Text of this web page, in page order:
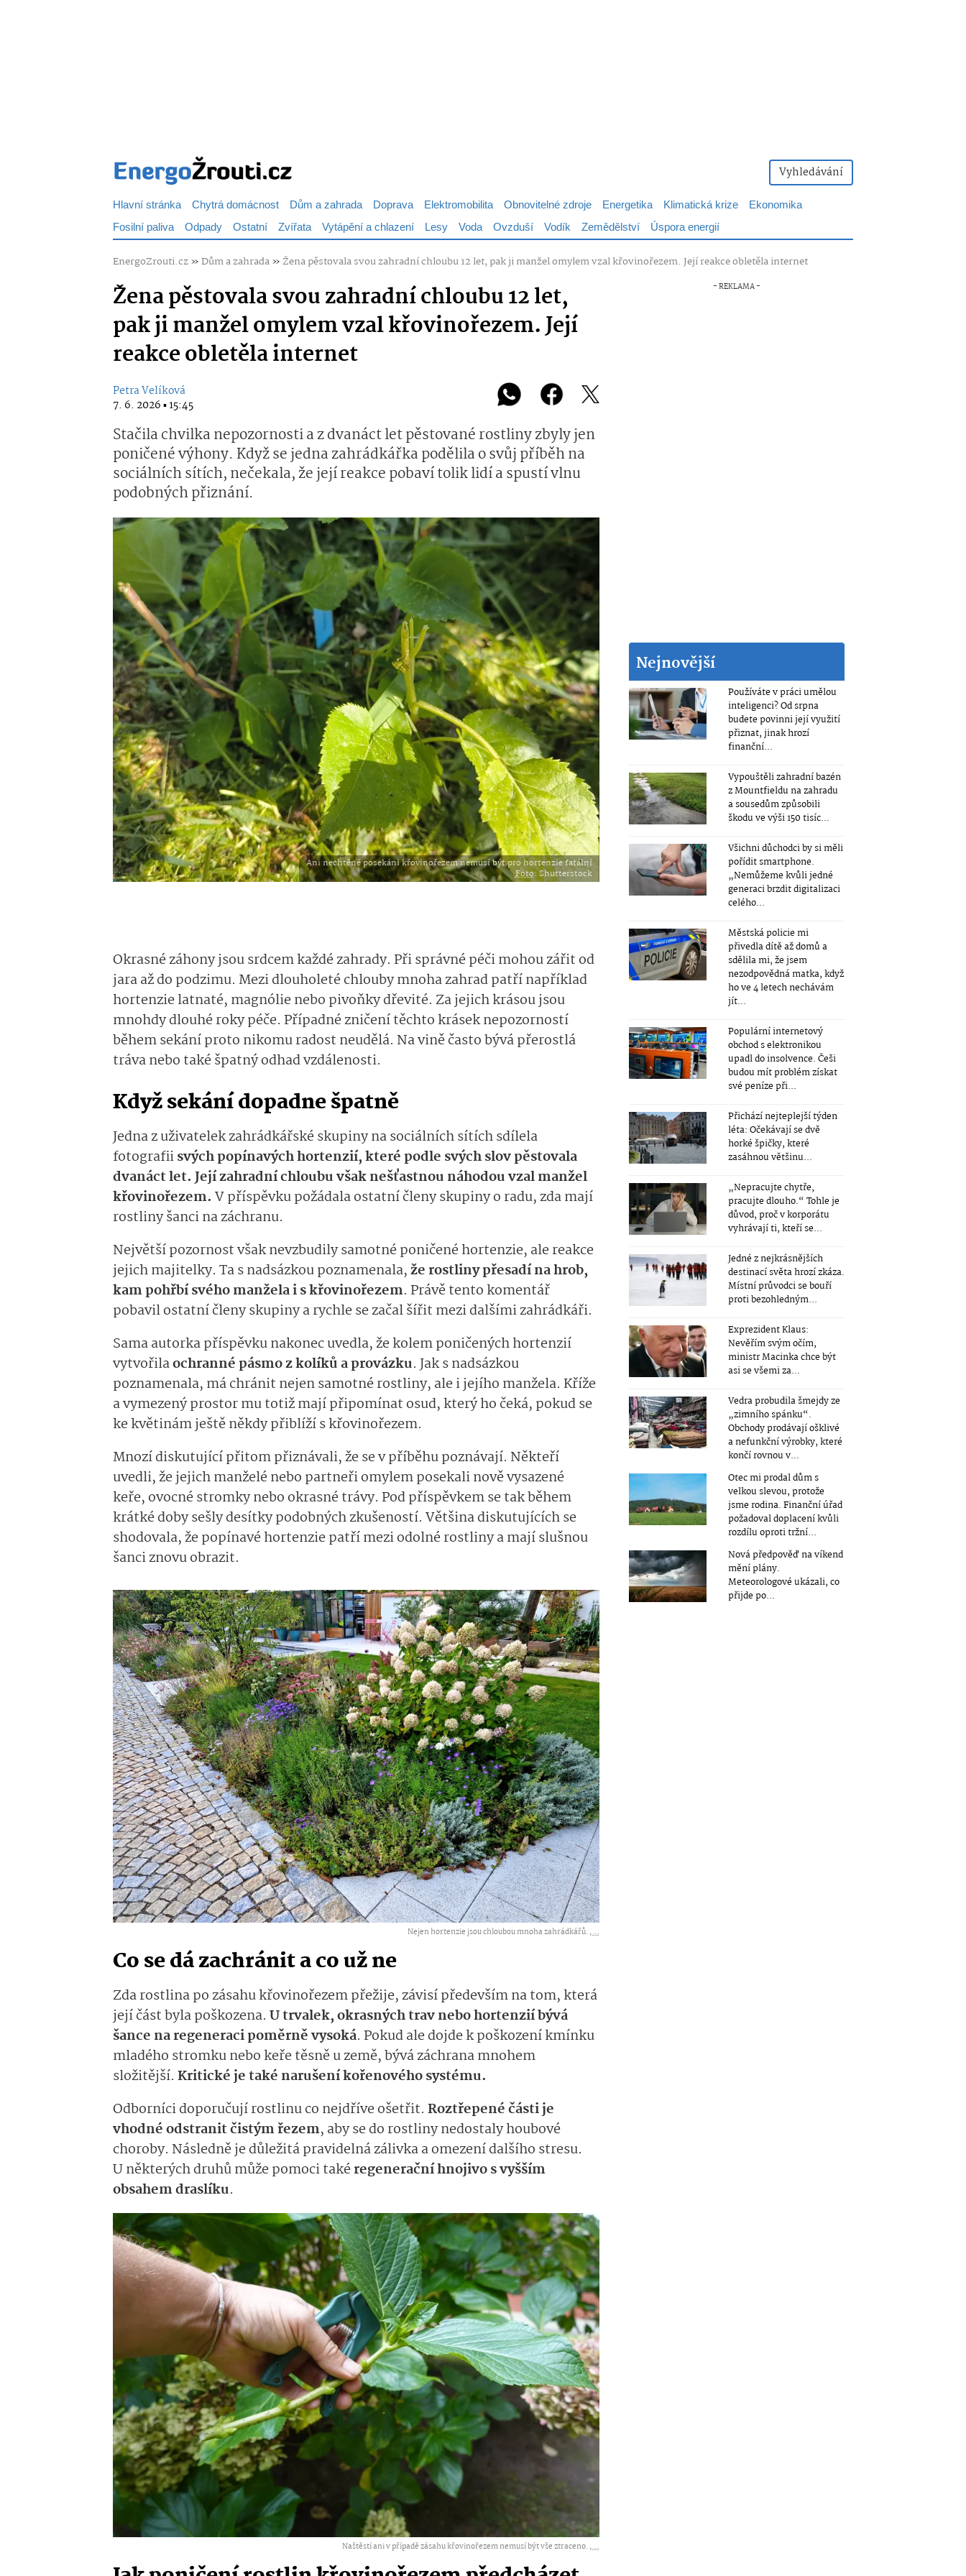
Vyhledávání
Hlavní stránka Chytrá domácnost Dům a zahrada Doprava Elektromobilita Obnovitelné zdroje Energetika Klimatická krize
Ekonomika
Fosilní paliva Odpady Ostatní Zvířata Vytápění a chlazení Lesy Voda Ovzduší Vodík Zemědělství Úspora energií
EnergoZrouti.cz»Dům a zahrada»Žena pěstovala svou zahradní chloubu 12 let, pak ji manžel omylem vzal křovinořezem. Její reakce obletěla internet
Žena pěstovala svou zahradní chloubu 12 let,
pak ji manžel omylem vzal křovinořezem. Její
reakce obletěla internet
Petra Velíková
7. 6. 2026 ▪ 15:45
Stačila chvilka nepozornosti a z dvanáct let pěstované rostliny zbyly jen
poničené výhony. Když se jedna zahrádkářka podělila o svůj příběh na
sociálních sítích, nečekala, že její reakce pobaví tolik lidí a spustí vlnu
podobných přiznání.
Ani nechtěné posekání křovinořezem nemusí být pro hortenzie fatální
Foto: Shutterstock
Okrasné záhony jsou srdcem každé zahrady. Při správné péči mohou zářit od
jara až do podzimu. Mezi dlouholeté chlouby mnoha zahrad patří například
hortenzie latnaté, magnólie nebo pivoňky dřevité. Za jejich krásou jsou
mnohdy dlouhé roky péče. Případné zničení těchto krásek nepozorností
během sekání proto nikomu radost neudělá. Na vině často bývá přerostlá
tráva nebo také špatný odhad vzdálenosti.
Když sekání dopadne špatně
Jedna z uživatelek zahrádkářské skupiny na sociálních sítích sdílela
fotografiisvých popínavých hortenzií, které podle svých slov pěstovala
dvanáct let. Její zahradní chloubu však nešťastnou náhodou vzal manžel
křovinořezem. V příspěvku požádala ostatní členy skupiny o radu, zda mají
rostliny šanci na záchranu.
Největší pozornost však nevzbudily samotné poničené hortenzie, ale reakce
jejich majitelky. Ta s nadsázkou poznamenala,že rostliny přesadí na hrob,
kam pohřbí svého manžela i s křovinořezem. Právě tento komentář
pobavil ostatní členy skupiny a rychle se začal šířit mezi dalšími zahrádkáři.
Sama autorka příspěvku nakonec uvedla, že kolem poničených hortenzií
vytvořilaochranné pásmo z kolíků a provázku. Jak s nadsázkou
poznamenala, má chránit nejen samotné rostliny, ale i jejího manžela. Kříže
a vymezený prostor mu totiž mají připomínat osud, který ho čeká, pokud se
ke květinám ještě někdy přiblíží s křovinořezem.
Mnozí diskutující přitom přiznávali, že se v příběhu poznávají. Někteří
uvedli, že jejich manželé nebo partneři omylem posekali nově vysazené
keře, ovocné stromky nebo okrasné trávy. Pod příspěvkem se tak během
krátké doby sešly desítky podobných zkušeností. Většina diskutujících se
shodovala, že popínavé hortenzie patří mezi odolné rostliny a mají slušnou
šanci znovu obrazit.
Nejen hortenzie jsou chloubou mnoha zahrádkářů. ,...
Co se dá zachránit a co už ne
Zda rostlina po zásahu křovinořezem přežije, závisí především na tom, která
její část byla poškozena. U trvalek, okrasných trav nebo hortenzií bývá
šance na regeneraci poměrně vysoká. Pokud ale dojde k poškození kmínku
mladého stromku nebo keře těsně u země, bývá záchrana mnohem
složitější. Kritické je také narušení kořenového systému.
Odborníci doporučují rostlinu co nejdříve ošetřit. Roztřepené části je
vhodné odstranit čistým řezem, aby se do rostliny nedostaly houbové
choroby. Následně je důležitá pravidelná zálivka a omezení dalšího stresu.
U některých druhů může pomoci takéregenerační hnojivo s vyšším
obsahem draslíku.
Naštěstí ani v případě zásahu křovinořezem nemusí být vše ztraceno. ,...
Nejnovější
Používáte v práci umělou
inteligenci? Od srpna
budete povinni její využití
přiznat, jinak hrozí
finanční...
Vypouštěli zahradní bazén
z Mountfieldu na zahradu
a sousedům způsobili
škodu ve výši 150 tisíc...
Všichni důchodci by si měli
pořídit smartphone.
„Nemůžeme kvůli jedné
generaci brzdit digitalizaci
celého...
Městská policie mi
přivedla dítě až domů a
sdělila mi, že jsem
nezodpovědná matka, když
ho ve 4 letech nechávám
jít...
Populární internetový
obchod s elektronikou
upadl do insolvence. Češi
budou mít problém získat
své peníze při...
Přichází nejteplejší týden
léta: Očekávají se dvě
horké špičky, které
zasáhnou většinu...
„Nepracujte chytře,
pracujte dlouho.“ Tohle je
důvod, proč v korporátu
vyhrávají ti, kteří se...
Jedné z nejkrásnějších
destinací světa hrozí zkáza.
Místní průvodci se bouří
proti bezohledným...
Exprezident Klaus:
Nevěřím svým očím,
ministr Macinka chce být
asi se všemi za...
Vedra probudila šmejdy ze
„zimního spánku“.
Obchody prodávají ošklivé
a nefunkční výrobky, které
končí rovnou v...
Otec mi prodal dům s
velkou slevou, protože
jsme rodina. Finanční úřad
požadoval doplacení kvůli
rozdílu oproti tržní...
Nová předpověď na víkend
mění plány.
Meteorologové ukázali, co
přijde po...